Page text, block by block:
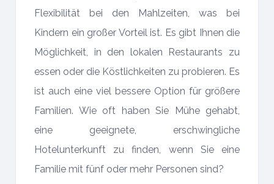
Flexibilität bei den Mahlzeiten, was bei
Kindern ein großer Vorteil ist. Es gibt Ihnen die
Möglichkeit, in den lokalen Restaurants zu
essen oder die Köstlichkeiten zu probieren. Es
ist auch eine viel bessere Option für größere
Familien. Wie oft haben Sie Mühe gehabt,
eine geeignete, erschwingliche
Hotelunterkunft zu finden, wenn Sie eine
Familie mit fünf oder mehr Personen sind?